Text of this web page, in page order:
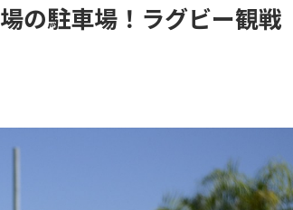
の駐車場！ラグビー観戦